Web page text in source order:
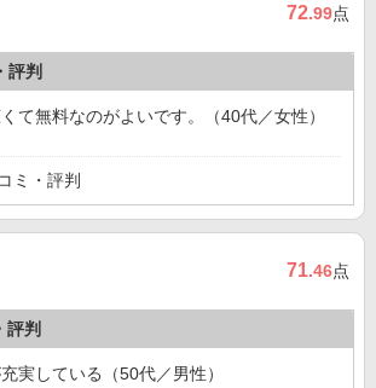
72.99点
評判
て無料なのがよいです。（40代／女性）
ミ・評判
71.46点
評判
実している（50代／男性）